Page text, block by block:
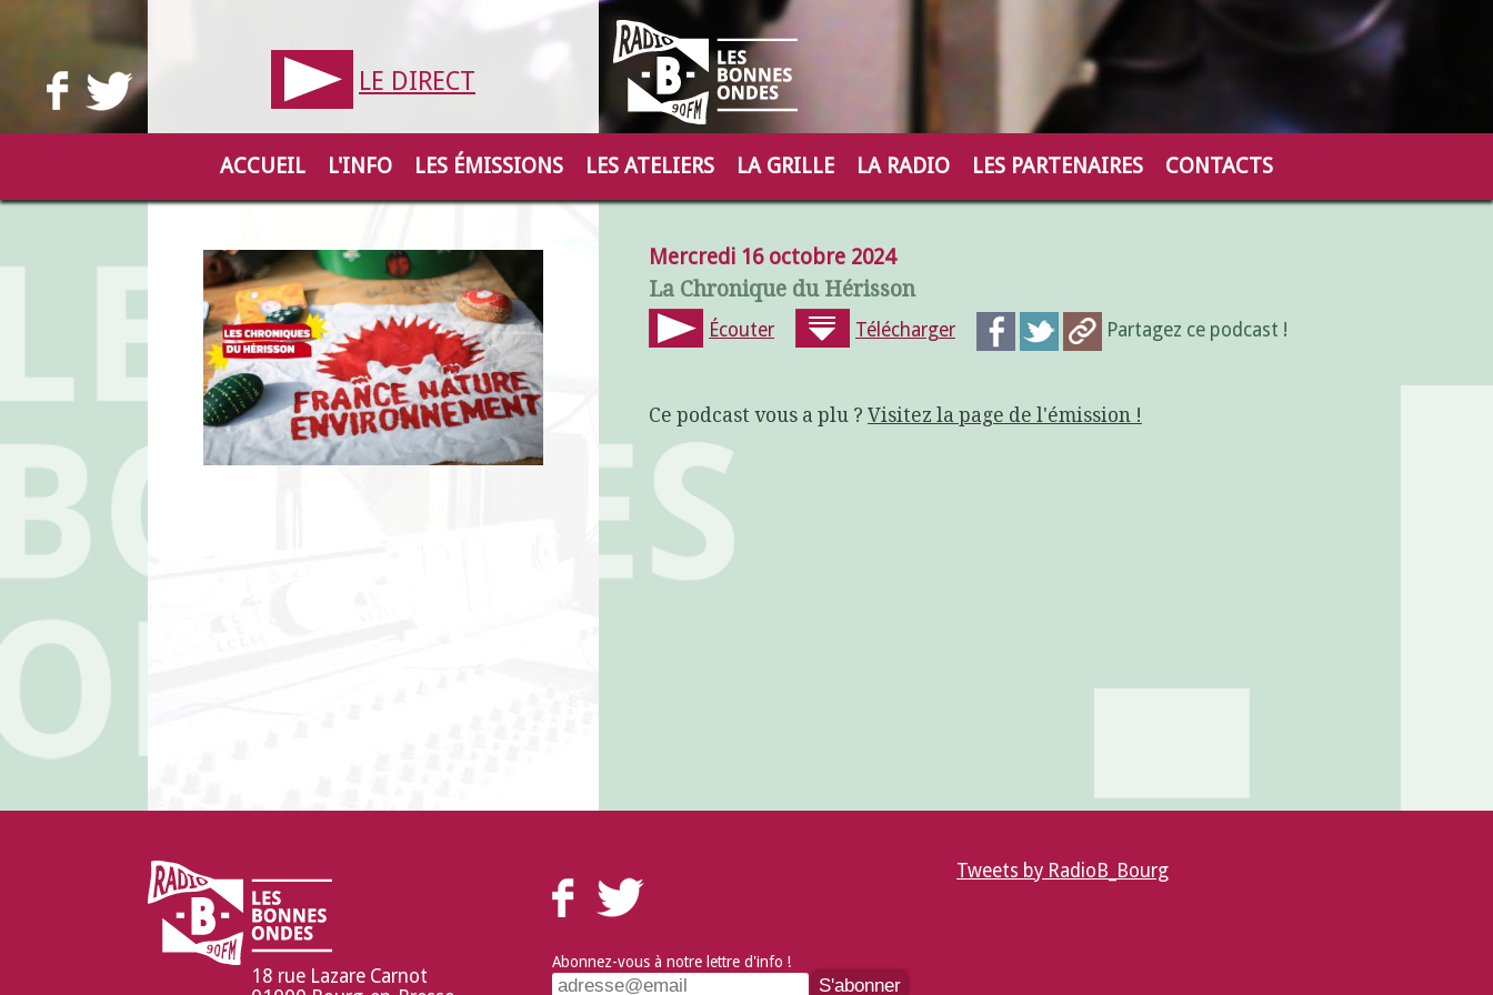
LE DIRECT
ACCUEIL L'INFO LES ÉMISSIONS LES ATELIERS LA GRILLE LA RADIO LES PARTENAIRES CONTACTS
Mercredi 16 octobre 2024
La Chronique du Hérisson
Écouter Télécharger Partagez ce podcast !
Ce podcast vous a plu ? Visitez la page de l'émission !
18 rue Lazare Carnot
Abonnez-vous à notre lettre d'info !
Tweets by RadioB_Bourg